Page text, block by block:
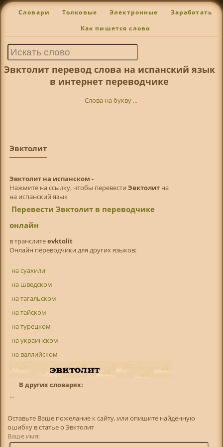
Словари Толковые Электронные Заработать
Как пишется слово
Эвктолит перевод слова на испанский язык
в интернет переводчике
Слова на букву ...
Эвктолит
Эвктолит на испанском -
Нажмите на ссылку, чтобы перевести Эвктолитна
на испанский язык
Перевести Эвктолит в переводчике
онлайн
в транслитeevktolit
Онлайн переводчики для других языков:
на суахили
на шведском
на тагальском
на тайском
на турецком
на украинском
на валлийском
В других словарях:
...
Оставьте Ваше пожелание к сайту, или опишите найденную
ошибку в статье о Эвктолит
Ваше имя: